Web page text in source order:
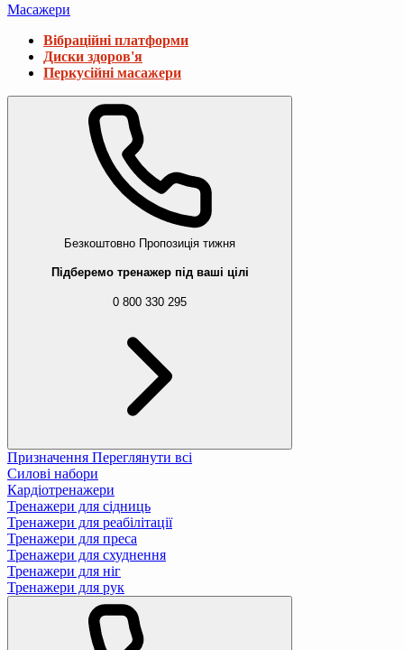
Масажери
Вібраційні платформи
Диски здоров'я
Перкусійні масажери
Безкоштовно Пропозиція тижня
Підберемо тренажер під ваші цілі
0 800 330 295
Призначення Переглянути всі
Силові набори
Кардіотренажери
Тренажери для сідниць
Тренажери для реабілітації
Тренажери для преса
Тренажери для схуднення
Тренажери для ніг
Тренажери для рук